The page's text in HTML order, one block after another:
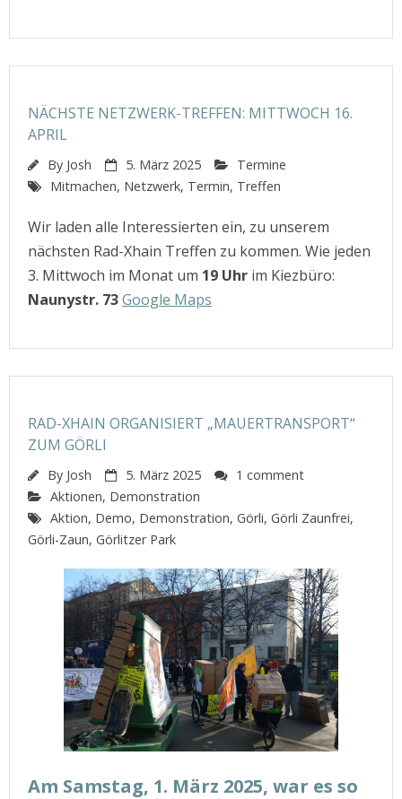
NÄCHSTE NETZWERK-TREFFEN: MITTWOCH 16.
APRIL
By Josh 5. März 2025
Termine
Mitmachen, Netzwerk, Termin, Treffen
Wir laden alle Interessierten ein, zu unserem
nächsten Rad-Xhain Treffen zu kommen. Wie jeden
3. Mittwoch im Monat um 19 Uhr im Kiezbüro:
Naunystr. 73Google Maps
RAD-XHAIN ORGANISIERT „MAUERTRANSPORT“
ZUM GÖRLI
By Josh 5. März 2025
1 comment
Aktionen, Demonstration
Aktion, Demo, Demonstration, Görli, Görli Zaunfrei,
Görli-Zaun, Görlitzer Park
Am Samstag, 1. März 2025, war es so